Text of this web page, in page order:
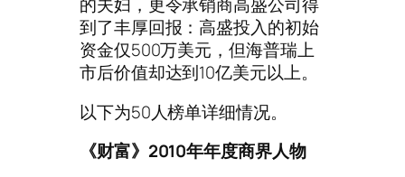
的夫妇，更令承销商高盛公司得
到了丰厚回报：高盛投入的初始
资金仅500万美元，但海普瑞上
市后价值却达到10亿美元以上。
以下为50人榜单详细情况。
《财富》2010年年度商界人物